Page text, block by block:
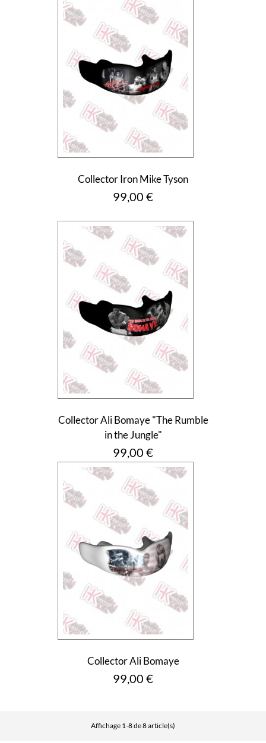
Collector Iron Mike Tyson
Prix
99,00 €
Collector Ali Bomaye "The Rumble
in the Jungle"
Prix
99,00 €
Collector Ali Bomaye
Prix
99,00 €
Affichage 1-8 de 8 article(s)